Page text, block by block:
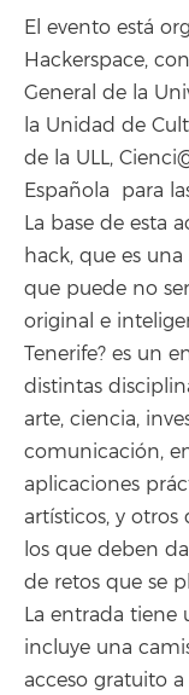
El evento está
Hackerspace,
General de la
la Unidad de
de la ULL,
Española para
La base de esta
hack, que es
que puede no
original e
Tenerife? es un
distintas
arte, ciencia,
comunicación,
aplicaciones
artísticos, y otros
los que deben
de retos que se
La entrada tiene
incluye una
acceso gratuito